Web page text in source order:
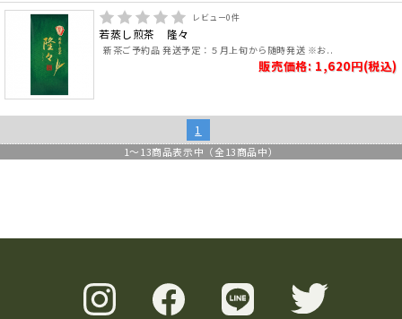
レビュー0件
若蒸し煎茶 隆々
新茶ご予約品 発送予定：５月上旬から随時発送 ※お..
販売価格: 1,620円(税込)
1
1～ 13商品表示中（全 13商品中）